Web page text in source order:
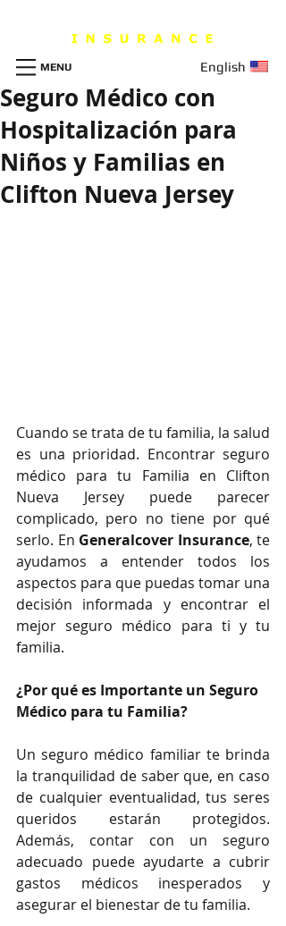
English
MENU
Seguro Médico con
Hospitalización para
Niños y Familias en
Clifton Nueva Jersey
Cuando se trata de tu familia, la salud
es una prioridad. Encontrar seguro
médico para tu Familia en Clifton
Nueva Jersey puede parecer
complicado, pero no tiene por qué
serlo. En Generalcover Insurance, te
ayudamos a entender todos los
aspectos para que puedas tomar una
decisión informada y encontrar el
mejor seguro médico para ti y tu
familia.
¿Por qué es Importante un Seguro
Médico para tu Familia?
Un seguro médico familiar te brinda
la tranquilidad de saber que, en caso
de cualquier eventualidad, tus seres
queridos estarán protegidos.
Además, contar con un seguro
adecuado puede ayudarte a cubrir
gastos médicos inesperados y
asegurar el bienestar de tu familia.